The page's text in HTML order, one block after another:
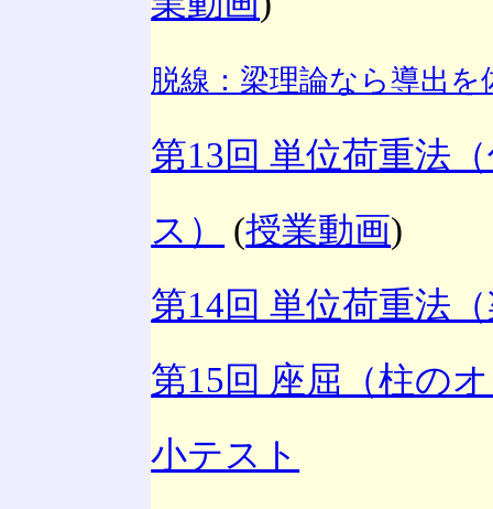
脱線：梁理論なら導出を
第13回 単位荷重法
ス）
(授業動画)
第14回 単位荷重法
第15回 座屈（柱の
小テスト